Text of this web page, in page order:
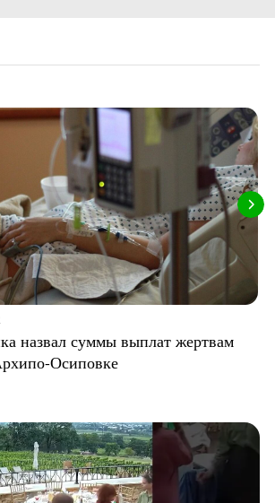
назвал суммы выплат жертвам
Осиповке